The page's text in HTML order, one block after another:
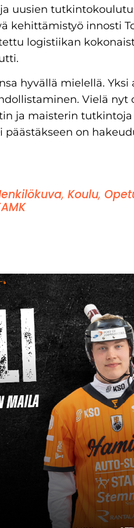
uusien
kehittämistyö innosti
logistiikan
hyvällä mielellä. Yksi
Vielä nyt
ja maisterin
on
, Koulu,